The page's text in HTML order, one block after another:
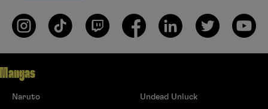
Mangas
Naruto Undead Unluck